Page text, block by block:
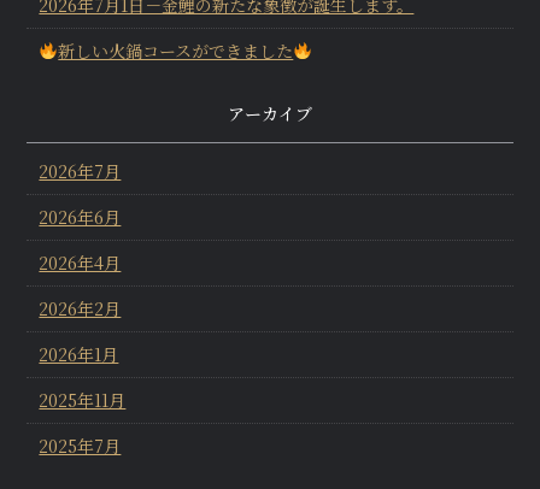
新しい火鍋コースができました
アーカイブ
2026年7月
2026年6月
2026年4月
2026年2月
2026年1月
2025年11月
2025年7月